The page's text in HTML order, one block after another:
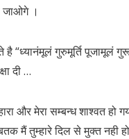
।
है “ध्यानंमूलं गुरुमूर्ति पूजामूलं
दी …
और मेरा सम्बन्ध शाश्वत
मैं तुम्हारे दिल से मुक्त नही